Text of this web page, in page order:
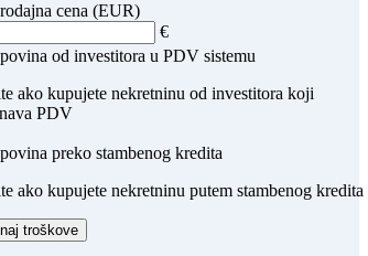
cena (EUR)
€
od investitora u PDV sistemu
ako kupujete nekretninu od investitora koji
PDV
preko stambenog kredita
ako kupujete nekretninu putem stambenog kredita
troškove